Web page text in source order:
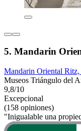
5. Mandarin
Mandarin Oriental
Museos Triángulo del
9,8/10
Excepcional
(158 opiniones)
"Inigualable una